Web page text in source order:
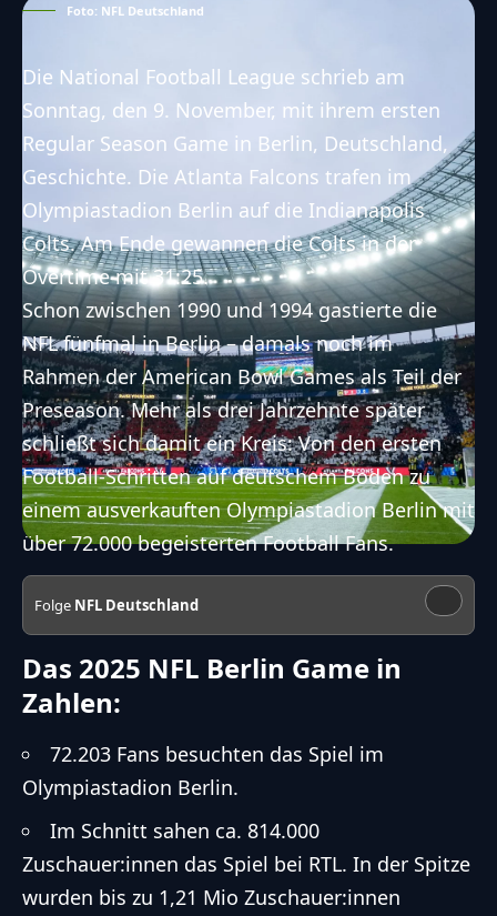
Foto: NFL Deutschland
Die National Football League schrieb am
Sonntag, den 9. November, mit ihrem ersten
Regular Season Game in Berlin, Deutschland,
Geschichte. Die Atlanta Falcons trafen im
Olympiastadion Berlin auf die Indianapolis
Colts. Am Ende gewannen die Colts in der
Overtime mit 31:25.
Schon zwischen 1990 und 1994 gastierte die
NFL fünfmal in Berlin – damals noch im
Rahmen der American Bowl Games als Teil der
Preseason. Mehr als drei Jahrzehnte später
schließt sich damit ein Kreis: Von den ersten
Football-Schritten auf deutschem Boden zu
einem ausverkauften Olympiastadion Berlin mit
über 72.000 begeisterten Football Fans.
Folge NFL Deutschland
Das 2025 NFL Berlin Game in
Zahlen:
72.203 Fans besuchten das Spiel im
Olympiastadion Berlin.
Im Schnitt sahen ca. 814.000
Zuschauer:innen das Spiel bei RTL. In der Spitze
wurden bis zu 1,21 Mio Zuschauer:innen